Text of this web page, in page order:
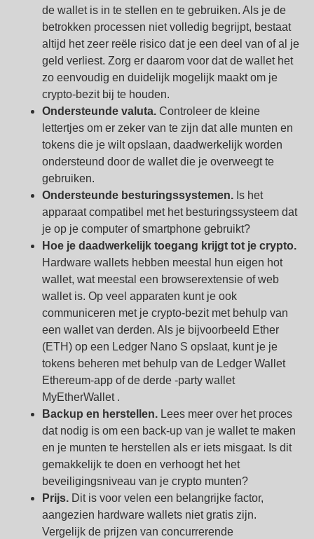
de wallet is in te stellen en te gebruiken. Als je de
betrokken processen niet volledig begrijpt, bestaat
altijd het zeer reële risico dat je een deel van of al je
geld verliest. Zorg er daarom voor dat de wallet het
zo eenvoudig en duidelijk mogelijk maakt om je
crypto-bezit bij te houden.
Ondersteunde valuta. Controleer de kleine
lettertjes om er zeker van te zijn dat alle munten en
tokens die je wilt opslaan, daadwerkelijk worden
ondersteund door de wallet die je overweegt te
gebruiken.
Ondersteunde besturingssystemen. Is het
apparaat compatibel met het besturingssysteem dat
je op je computer of smartphone gebruikt?
Hoe je daadwerkelijk toegang krijgt tot je crypto.
Hardware wallets hebben meestal hun eigen hot
wallet, wat meestal een browserextensie of web
wallet is. Op veel apparaten kunt je ook
communiceren met je crypto-bezit met behulp van
een wallet van derden. Als je bijvoorbeeld Ether
(ETH) op een Ledger Nano S opslaat, kunt je je
tokens beheren met behulp van de Ledger Wallet
Ethereum-app of de derde -party wallet
MyEtherWallet .
Backup en herstellen. Lees meer over het proces
dat nodig is om een back-up van je wallet te maken
en je munten te herstellen als er iets misgaat. Is dit
gemakkelijk te doen en verhoogt het het
beveiligingsniveau van je crypto munten?
Prijs. Dit is voor velen een belangrijke factor,
aangezien hardware wallets niet gratis zijn.
Vergelijk de prijzen van concurrerende